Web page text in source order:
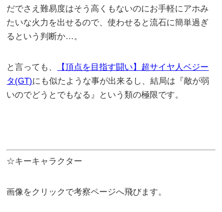
だでさえ難易度はそう高くもないのにお手軽にアホみ
たいな火力を出せるので、使わせると流石に簡単過ぎ
るという判断か…。
と言っても、
【頂点を目指す闘い】超サイヤ人ベジー
タ(GT)にも似たような事が出来るし、結局は『敵が弱
いのでどうとでもなる』という類の極限です。
☆キーキャラクター
画像をクリックで考察ページへ飛びます。